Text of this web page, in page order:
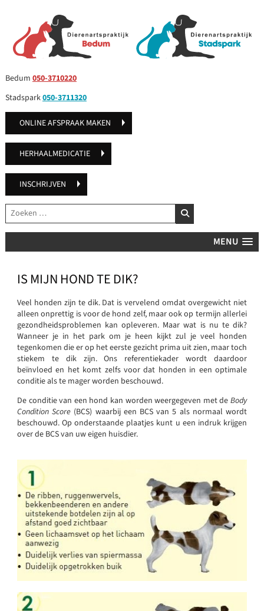
Bedum 050-3710220
Stadspark050-3711320
ONLINE AFSPRAAK MAKEN
HERHAALMEDICATIE
INSCHRIJVEN
Zoeken ZOEKEN
MENU
IS MIJN HOND TE DIK?
Veel honden zijn te dik. Dat is vervelend omdat overgewicht niet
alleen onprettig is voor de hond zelf, maar ook op termijn allerlei
gezondheidsproblemen kan opleveren. Maar wat is nu te dik?
Wanneer je in het park om je heen kijkt zul je veel honden
tegenkomen die er op het eerste gezicht prima uit zien, maar toch
stiekem te dik zijn. Ons referentiekader wordt daardoor
beïnvloed en het komt zelfs voor dat honden in een optimale
conditie als te mager worden beschouwd.
De conditie van een hond kan worden weergegeven met deBody
Condition Score (BCS) waarbij een BCS van 5 als normaal wordt
beschouwd. Op onderstaande plaatjes kunt u een indruk krijgen
over de BCS van uw eigen huisdier.